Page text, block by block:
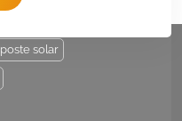
District, Xiamen, China
solar